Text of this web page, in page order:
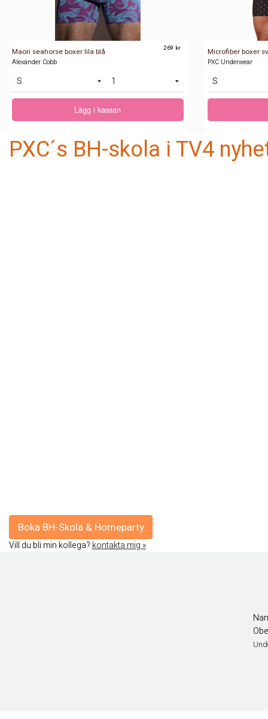
Maori seahorse boxer lila blå 269 kr
Alexander Cobb
Lägg i kassan
Microfiber boxer
PXC Underwear
PXC´s BH-skola i TV4
Boka BH-Skola & Homeparty
Vill du bli min kollega?kontakta mig »